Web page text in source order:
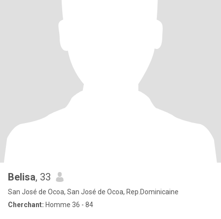
Belisa, 33
San José de Ocoa, San José de Ocoa, Rep.Dominicaine
Cherchant: Homme 36 - 84